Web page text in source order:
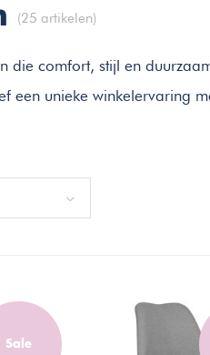
(25 artikelen)
die comfort, stijl en
een unieke winkelervaring
Sale